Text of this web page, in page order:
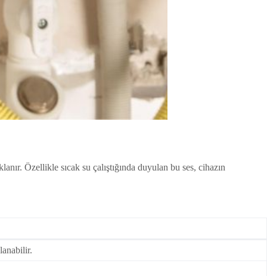
Özellikle sıcak su çalıştığında duyulan bu ses, cihazın